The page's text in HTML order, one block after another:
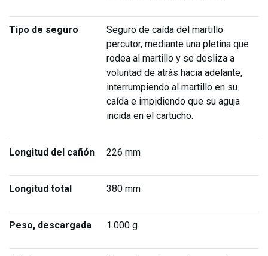
Tipo de seguro
Seguro de caída del martillo
percutor, mediante una pletina que
rodea al martillo y se desliza a
voluntad de atrás hacia adelante,
interrumpiendo al martillo en su
caída e impidiendo que su aguja
incida en el cartucho.
Longitud del cañón 226 mm
Longitud total 380 mm
Peso, descargada 1.000 g